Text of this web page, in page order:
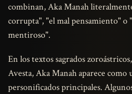
combinan, Aka Manah
corrupta", "el mal pensamiento" o
mentiroso".
En los textos sagrados
Avesta, Aka Manah aparece como
personificados principales.